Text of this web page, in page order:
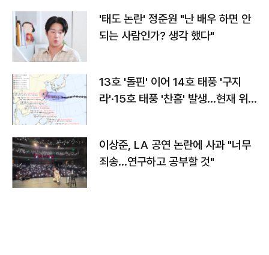
'태도 논란' 정준원 "난 배우 하면 안
되는 사람인가? 생각 했다"
13호 '돌핀' 이어 14호 태풍 '구지
라'·15호 태풍 '찬홈' 발생…현재 위
이상준, LA 공연 논란에 사과 "너무
죄송…연구하고 공부할 것"